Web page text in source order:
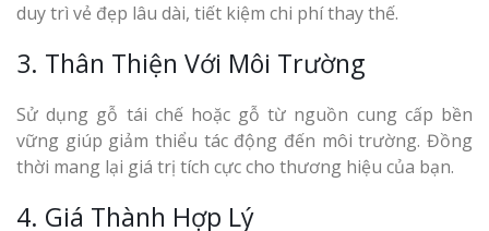
duy trì vẻ đẹp lâu dài, tiết kiệm chi phí thay thế.
3. Thân Thiện Với Môi Trường
Sử dụng gỗ tái chế hoặc gỗ từ nguồn cung cấp bền
vững giúp giảm thiểu tác động đến môi trường. Đồng
thời mang lại giá trị tích cực cho thương hiệu của bạn.
4. Giá Thành Hợp Lý